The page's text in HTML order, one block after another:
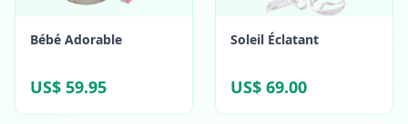
Bébé Adorable
US$ 59.95
Soleil Éclatant
US$ 69.00